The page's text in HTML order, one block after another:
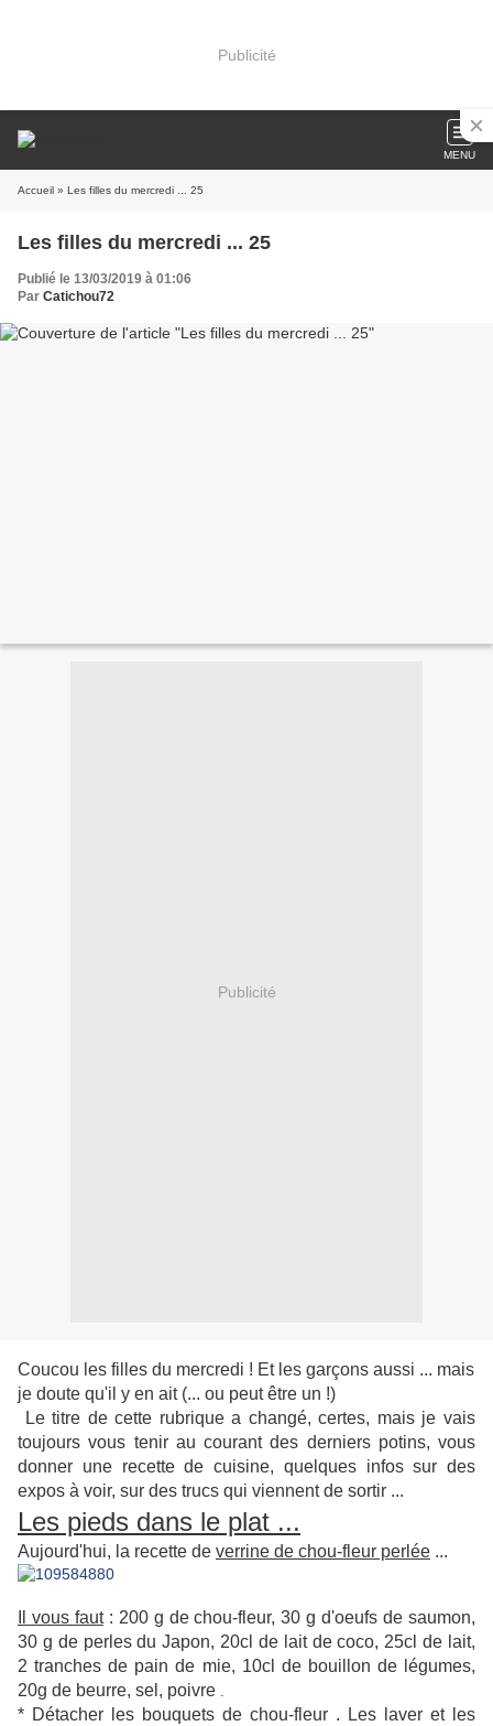
Publicité
MENU
Accueil » Les filles du mercredi ... 25
Les filles du mercredi ... 25
Publié le 13/03/2019 à 01:06
Par Catichou72
Publicité
Coucou les filles du mercredi ! Et les garçons aussi ... mais
je doute qu'il y en ait (... ou peut être un !)
Le titre de cette rubrique a changé, certes, mais je vais
toujours vous tenir au courant des derniers potins, vous
donner une recette de cuisine, quelques infos sur des
expos à voir, sur des trucs qui viennent de sortir ...
Les pieds dans le plat ...
Aujourd'hui, la recette de verrine de chou-fleur perlée ...
Il vous faut: 200 g de chou-fleur, 30 g d'oeufs de saumon,
30 g de perles du Japon, 20cl de lait de coco, 25cl de lait,
2 tranches de pain de mie, 10cl de bouillon de légumes,
20g de beurre, sel, poivre .
* Détacher les bouquets de chou-fleur . Les laver et les